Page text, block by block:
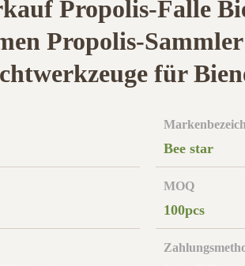
Propolis-Falle
Propolis-Sammler
für
Bee star
MOQ
100pcs